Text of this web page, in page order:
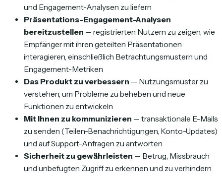
und Engagement-Analysen zu liefern
Präsentations-Engagement-Analysen
bereitzustellen — registrierten Nutzern zu zeigen, wie
Empfänger mit ihren geteilten Präsentationen
interagieren, einschließlich Betrachtungsmustern und
Engagement-Metriken
Das Produkt zu verbessern — Nutzungsmuster zu
verstehen, um Probleme zu beheben und neue
Funktionen zu entwickeln
Mit Ihnen zu kommunizieren — transaktionale E-Mails
zu senden (Teilen-Benachrichtigungen, Konto-Updates)
und auf Support-Anfragen zu antworten
Sicherheit zu gewährleisten — Betrug, Missbrauch
und unbefugten Zugriff zu erkennen und zu verhindern